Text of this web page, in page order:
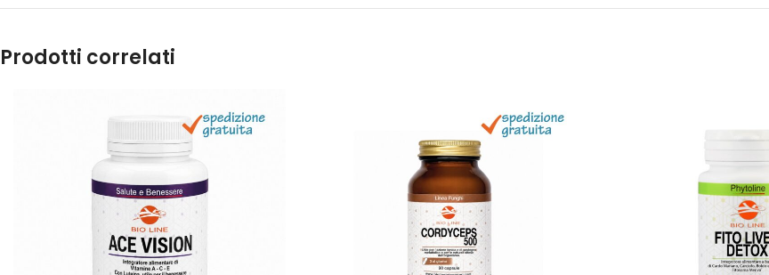
Prodotti correlati